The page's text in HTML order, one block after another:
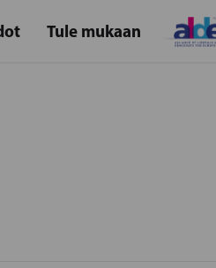
Tule mukaan